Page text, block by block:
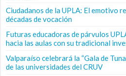
Ciudadanos de la UPLA: El emotivo
décadas de vocación
Futuras educadoras de párvulos
hacia las aulas con su tradicional
Valparaíso celebrará la “Gala de
de las universidades del CRUV